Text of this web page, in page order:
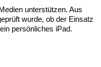
unterstützen. Aus
wurde, ob der Einsatz
persönliches iPad.